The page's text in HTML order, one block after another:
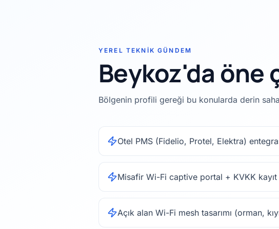
YEREL TEKNIK GÜNDEM
Beykoz'da öne
Bölgenin profili gereği bu konularda derin
Otel PMS (Fidelio, Protel, Elektra)
Misafir Wi-Fi captive portal + KVKK kayıt
Açık alan Wi-Fi mesh tasarımı (orman,